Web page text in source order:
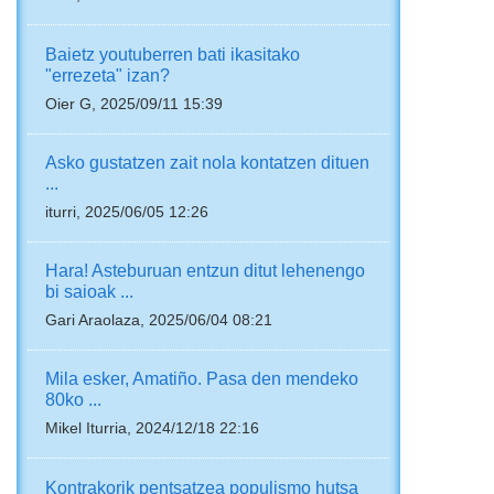
Baietz youtuberren bati ikasitako
"errezeta" izan?
Oier G, 2025/09/11 15:39
Asko gustatzen zait nola kontatzen dituen
...
iturri, 2025/06/05 12:26
Hara! Asteburuan entzun ditut lehenengo
bi saioak ...
Gari Araolaza, 2025/06/04 08:21
Mila esker, Amatiño. Pasa den mendeko
80ko ...
Mikel Iturria, 2024/12/18 22:16
Kontrakorik pentsatzea populismo hutsa